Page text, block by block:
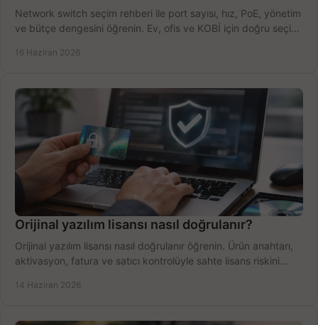
Network switch seçim rehberi ile port sayısı, hız, PoE, yönetim
ve bütçe dengesini öğrenin. Ev, ofis ve KOBİ için doğru seçimi
16 Haziran 2026
Orijinal yazılım lisansı nasıl doğrulanır?
Orijinal yazılım lisansı nasıl doğrulanır öğrenin. Ürün anahtarı,
aktivasyon, fatura ve satıcı kontrolüyle sahte lisans riskini
14 Haziran 2026